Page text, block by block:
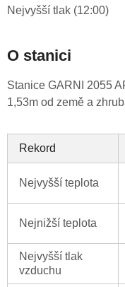
Nejvyšší tlak (12:00)
O stanici
Stanice GARNI 2055
1,53m od země a
Rekord
Nejvyšší teplota
Nejnižší teplota
Nejvyšší tlak
vzduchu